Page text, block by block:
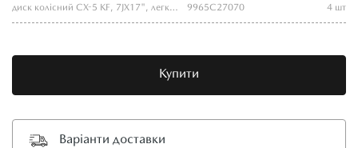
диск колісний CX-5 KF, 7JX17", легкосплавний 9965C27070 4 шт
Купити
Варіанти доставки